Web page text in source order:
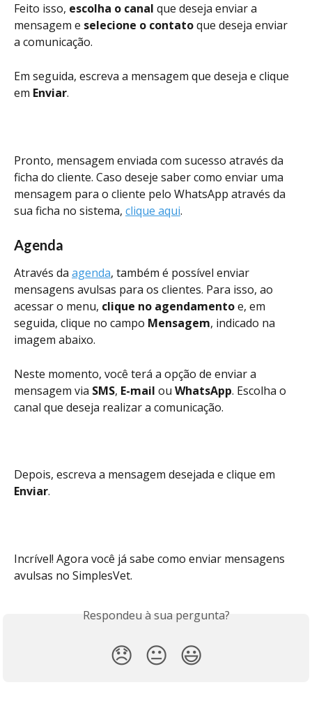
Feito isso, escolha o canal que deseja enviar a
mensagem e selecione o contato que deseja enviar
a comunicação.
Em seguida, escreva a mensagem que deseja e clique
em Enviar.
Pronto, mensagem enviada com sucesso através da
ficha do cliente. Caso deseje saber como enviar uma
mensagem para o cliente pelo WhatsApp através da
sua ficha no sistema, clique aqui.
Agenda
Através da agenda, também é possível enviar
mensagens avulsas para os clientes. Para isso, ao
acessar o menu, clique no agendamento e, em
seguida, clique no campo Mensagem, indicado na
imagem abaixo.
Neste momento, você terá a opção de enviar a
mensagem via SMS, E-mail ou WhatsApp. Escolha o
canal que deseja realizar a comunicação.
Depois, escreva a mensagem desejada e clique em
Enviar.
Incrível! Agora você já sabe como enviar mensagens
avulsas no SimplesVet.
Respondeu à sua pergunta?
😞 😐 😃